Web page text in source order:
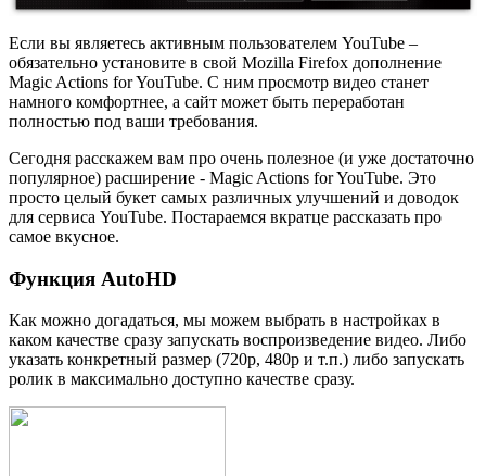
Если вы являетесь активным пользователем YouTube –
обязательно установите в свой Mozilla Firefox дополнение
Magic Actions for YouTube. С ним просмотр видео станет
намного комфортнее, а сайт может быть переработан
полностью под ваши требования.
Сегодня расскажем вам про очень полезное (и уже достаточно
популярное) расширение - Magic Actions for YouTube. Это
просто целый букет самых различных улучшений и доводок
для сервиса YouTube. Постараемся вкратце рассказать про
самое вкусное.
Функция AutoHD
Как можно догадаться, мы можем выбрать в настройках в
каком качестве сразу запускать воспроизведение видео. Либо
указать конкретный размер (720p, 480p и т.п.) либо запускать
ролик в максимально доступно качестве сразу.